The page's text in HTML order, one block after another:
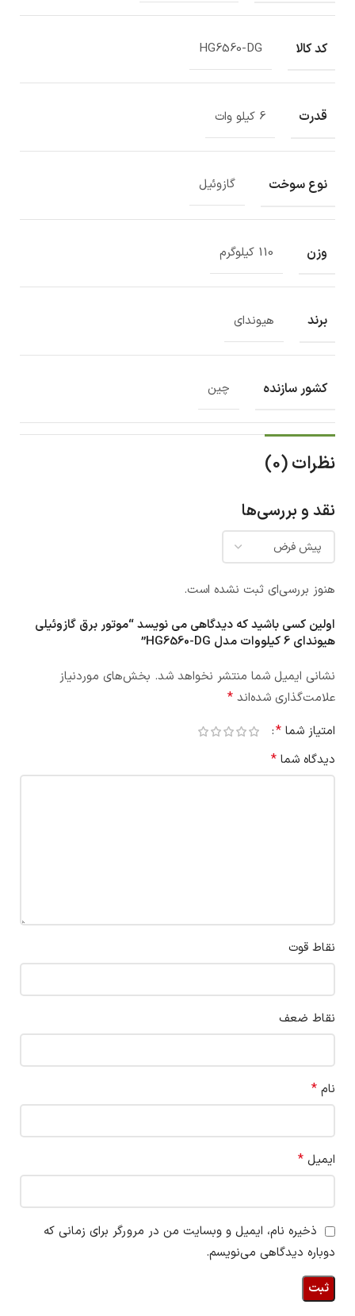
کد کالا HG6560-DG
قدرت 6 کیلو وات
نوع سوخت گازوئیل
وزن 110 کیلوگرم
برند هیوندای
کشور سازنده چین
نظرات (0)
نقد و بررسی‌ها
هنوز بررسی‌ای ثبت نشده است.
اولین کسی باشید که دیدگاهی می نویسد “موتور برق گازوئیلی
هیوندای 6 کیلووات مدل HG6560-DG”
نشانی ایمیل شما منتشر نخواهد شد. بخش‌های موردنیاز
علامت‌گذاری شده‌اند *
امتیاز شما *
دیدگاه شما *
نقاط قوت
نقاط ضعف
نام *
ایمیل *
ذخیره نام، ایمیل و وبسایت من در مرورگر برای زمانی که
دوباره دیدگاهی می‌نویسم.